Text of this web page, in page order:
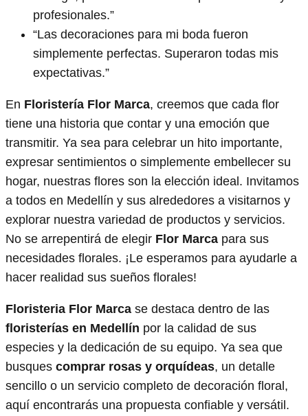
profesionales.”
“Las decoraciones para mi boda fueron
simplemente perfectas. Superaron todas mis
expectativas.”
En Floristería Flor Marca, creemos que cada flor
tiene una historia que contar y una emoción que
transmitir. Ya sea para celebrar un hito importante,
expresar sentimientos o simplemente embellecer su
hogar, nuestras flores son la elección ideal. Invitamos
a todos en Medellín y sus alrededores a visitarnos y
explorar nuestra variedad de productos y servicios.
No se arrepentirá de elegir Flor Marca para sus
necesidades florales. ¡Le esperamos para ayudarle a
hacer realidad sus sueños florales!
Floristeria Flor Marca se destaca dentro de las
floristerías en Medellín por la calidad de sus
especies y la dedicación de su equipo. Ya sea que
busques comprar rosas y orquídeas, un detalle
sencillo o un servicio completo de decoración floral,
aquí encontrarás una propuesta confiable y versátil.